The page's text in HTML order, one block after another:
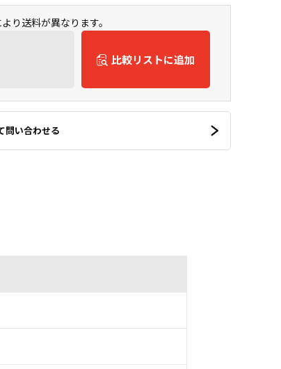
送料が異なります。
比較リストに追加
問い合わせる